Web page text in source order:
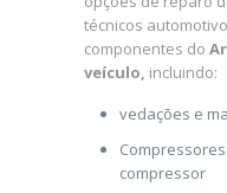
técnicos
componentes do
veículo, incluindo:
vedações e
compressor